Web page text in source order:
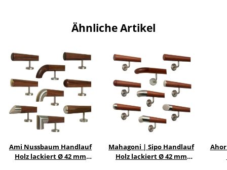
Ähnliche Artikel
Ami Nussbaum Handlauf
Holz lackiert Ø 42 mm
Mahagoni | Sipo Handlauf
Holz lackiert Ø 42 mm